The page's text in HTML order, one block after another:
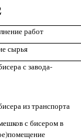
работ
сырья
с завода-
из транспорта
с бисером в
помещение